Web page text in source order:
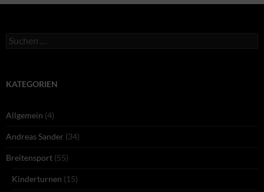
Suchen
KATEGORIEN
Allgemein (4)
Andreas Sander (34)
Breitensport (55)
Kinderturnen (15)